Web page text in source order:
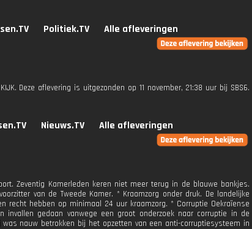
Politiek.TV Alle afleveringen
Deze aflevering is uitgezonden op 11 november, 21:38 uur bij SBS6.
Nieuws.TV Alle afleveringen
Zeventig Kamerleden keren niet meer terug in de blauwe bankjes.
van de Tweede Kamer. * Kraamzorg onder druk. De landelijke
recht hebben op minimaal 24 uur kraamzorg. * Corruptie Oekraïense
invallen gedaan vanwege een groot onderzoek naar corruptie in de
nauw betrokken bij het opzetten van een anti-corruptiesysteem in